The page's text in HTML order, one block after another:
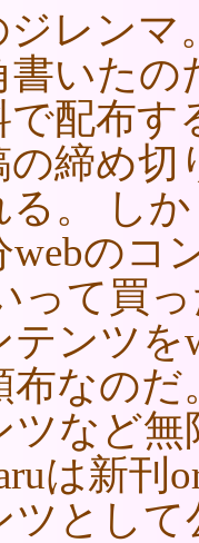
ジレン
書いた
で配布す
の締め
る。 し
webのコ
って買
テンツ
布なの
ツなど
は新刊
ツとし